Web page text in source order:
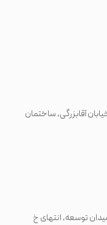
آقابزرگی، ساختمان
توسعه، انتهای خ